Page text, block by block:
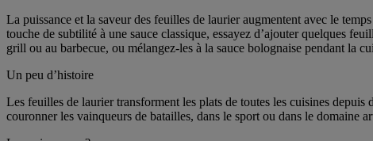
La puissance et la saveur des feuilles de laurier augmentent avec le
touche de subtilité à une sauce classique, essayez d’ajouter quelques
grill ou au barbecue, ou mélangez-les à la sauce bolognaise pendant la
Un peu d’histoire
Les feuilles de laurier transforment les plats de toutes les cuisines
couronner les vainqueurs de batailles, dans le sport ou dans le domaine